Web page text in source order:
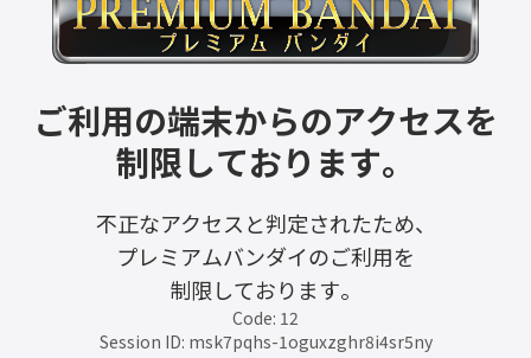
ご利用の端末からのアクセスを
制限しております。
不正なアクセスと判定されたため、
プレミアムバンダイのご利用を
制限しております。
Code: 12
Session ID: msk7pqhs-1oguxzghr8i4sr5ny